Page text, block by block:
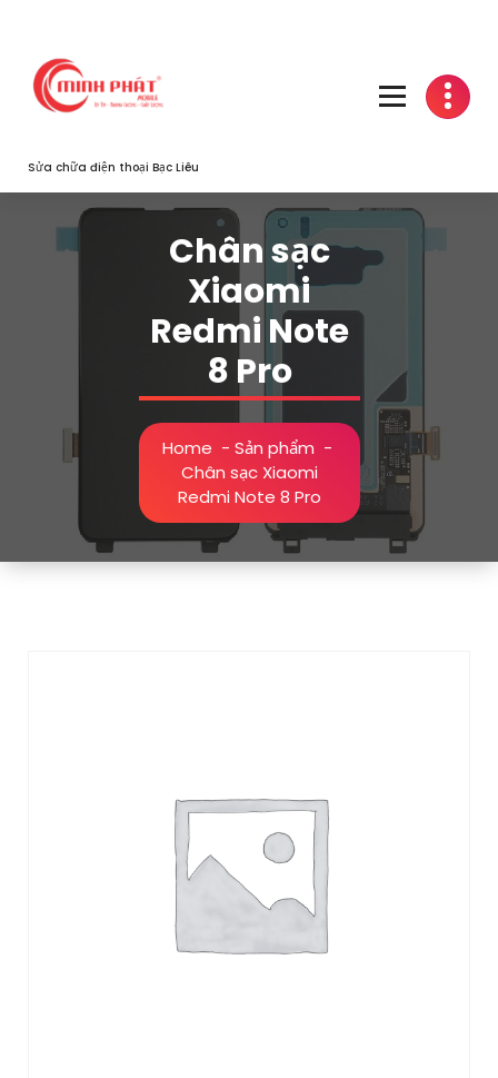
content
Sửa chữa điện thoại Bạc Liêu
Chân sạc
Xiaomi
Redmi Note
8 Pro
Home - Sản phẩm -
Chân sạc Xiaomi
Redmi Note 8 Pro